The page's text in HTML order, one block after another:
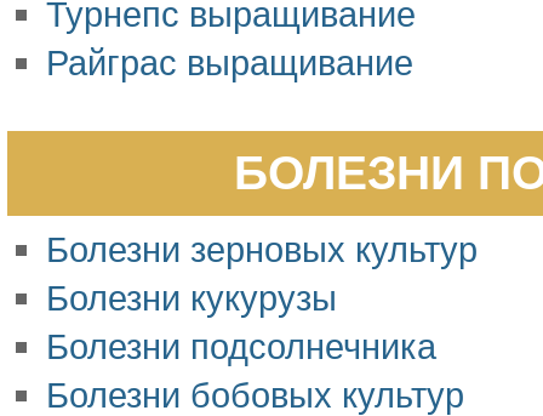
Турнепс выращивание
Райграс выращивание
БОЛЕЗНИ
Болезни зерновых культур
Болезни кукурузы
Болезни подсолнечника
Болезни бобовых культур